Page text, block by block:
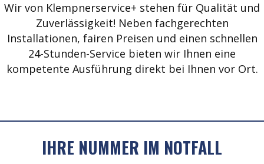
Wir von Klempnerservice+ stehen für Qualität und
Zuverlässigkeit! Neben fachgerechten
Installationen, fairen Preisen und einen schnellen
24-Stunden-Service bieten wir Ihnen eine
kompetente Ausführung direkt bei Ihnen vor Ort.
IHRE NUMMER IM NOTFALL